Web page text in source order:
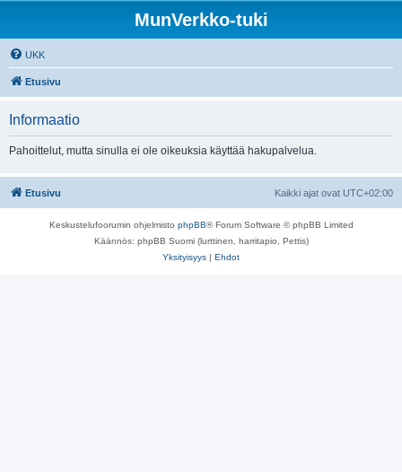
MunVerkko-tuki
UKK
Etusivu
Informaatio
Pahoittelut, mutta sinulla ei ole oikeuksia käyttää hakupalvelua.
Etusivu Kaikki ajat ovat UTC+02:00
Keskustelufoorumin ohjelmisto phpBB® Forum Software © phpBB Limited
Käännös: phpBB Suomi (lurttinen, harritapio, Pettis)
Yksityisyys | Ehdot